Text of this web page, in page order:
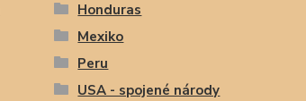
Honduras
Mexiko
Peru
USA - spojené národy